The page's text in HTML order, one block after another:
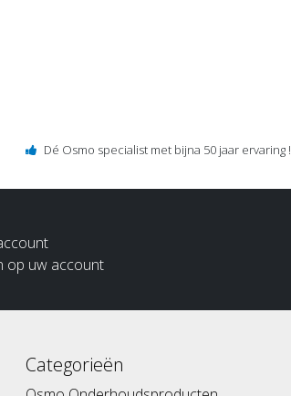
Dé Osmo specialist met bijna 50 jaar ervaring !
op uw account
Categorieën